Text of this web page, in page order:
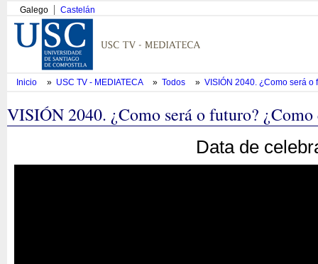
Galego Castelán
Inicio » USC TV - MEDIATECA » Todos » VISIÓN 2040. ¿Como será o
VISIÓN 2040. ¿Como será o futuro? ¿Como
Data de